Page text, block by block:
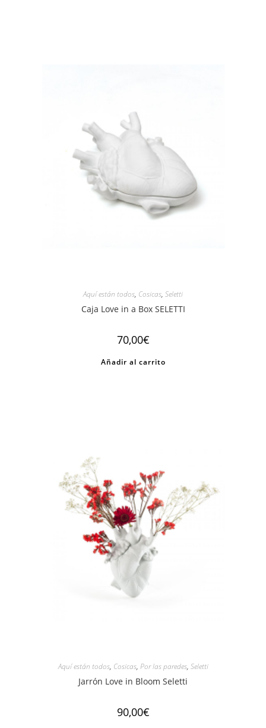
Aquí están todos, Cosicas, Seletti
Caja Love in a Box SELETTI
70,00€
Añadir al carrito
Aquí están todos, Cosicas, Por las paredes, Seletti
Jarrón Love in Bloom Seletti
90,00€